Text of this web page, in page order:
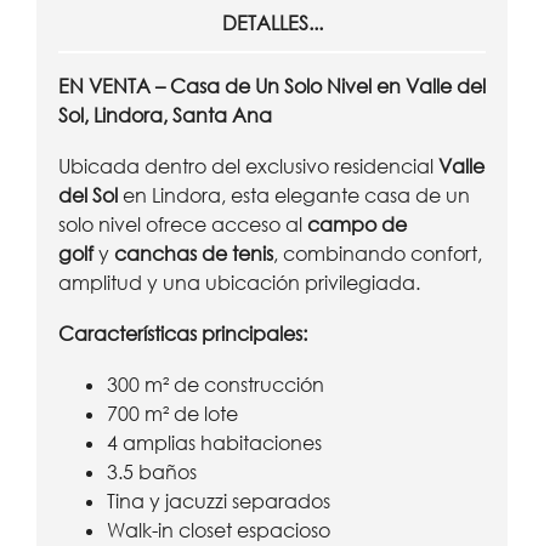
DETALLES...
EN VENTA – Casa de Un Solo Nivel en Valle del
Sol, Lindora, Santa Ana
Ubicada dentro del exclusivo residencial Valle
del Sol en Lindora, esta elegante casa de un
solo nivel ofrece acceso al campo de
golfy canchas de tenis, combinando confort,
amplitud y una ubicación privilegiada.
Características principales:
300 m² de construcción
700 m² de lote
4 amplias habitaciones
3.5 baños
Tina y jacuzzi separados
Walk-in closet espacioso